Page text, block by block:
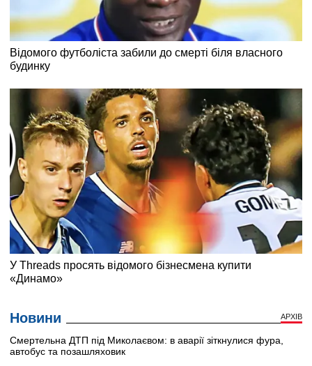
Новини АРХІВ
Смертельна ДТП під Миколаєвом: в аварії зіткнулися фура,
автобус та позашляховик